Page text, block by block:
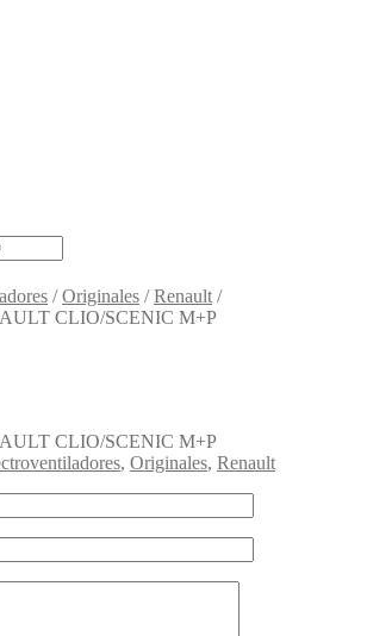
/Originales /Renault /
CLIO/SCENIC M+P
CLIO/SCENIC M+P
, Originales, Renault